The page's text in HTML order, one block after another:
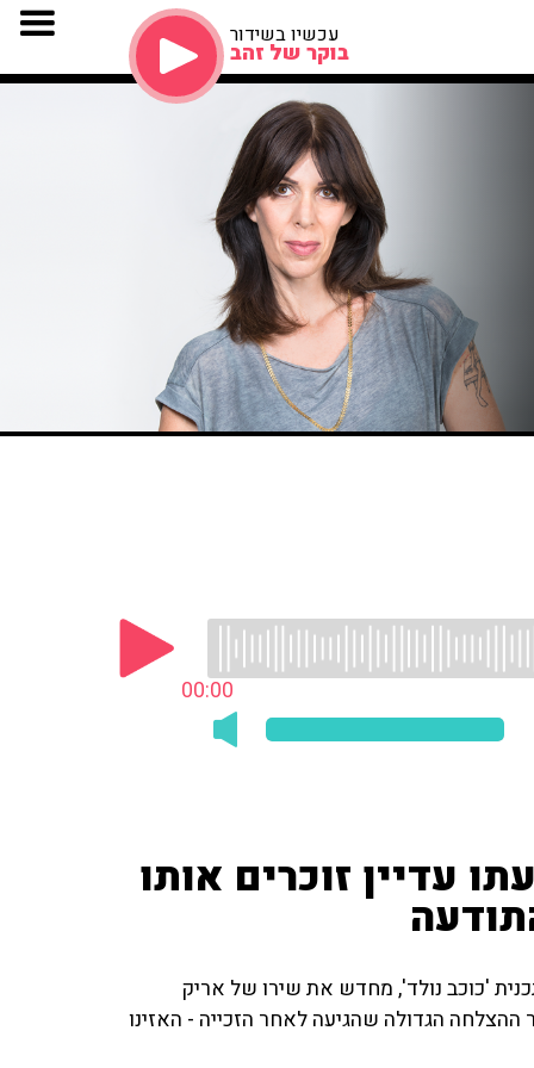
עכשיו בשידור
בוקר של זהב
00:00
עדיין זוכרים אותו
שזכה במקום הראשון בעונה ה-3 של התכנית 'כוכב נולד', מחדש את שירו של אריק
הגדולה שהגיעה לאחר הזכייה - האזינו